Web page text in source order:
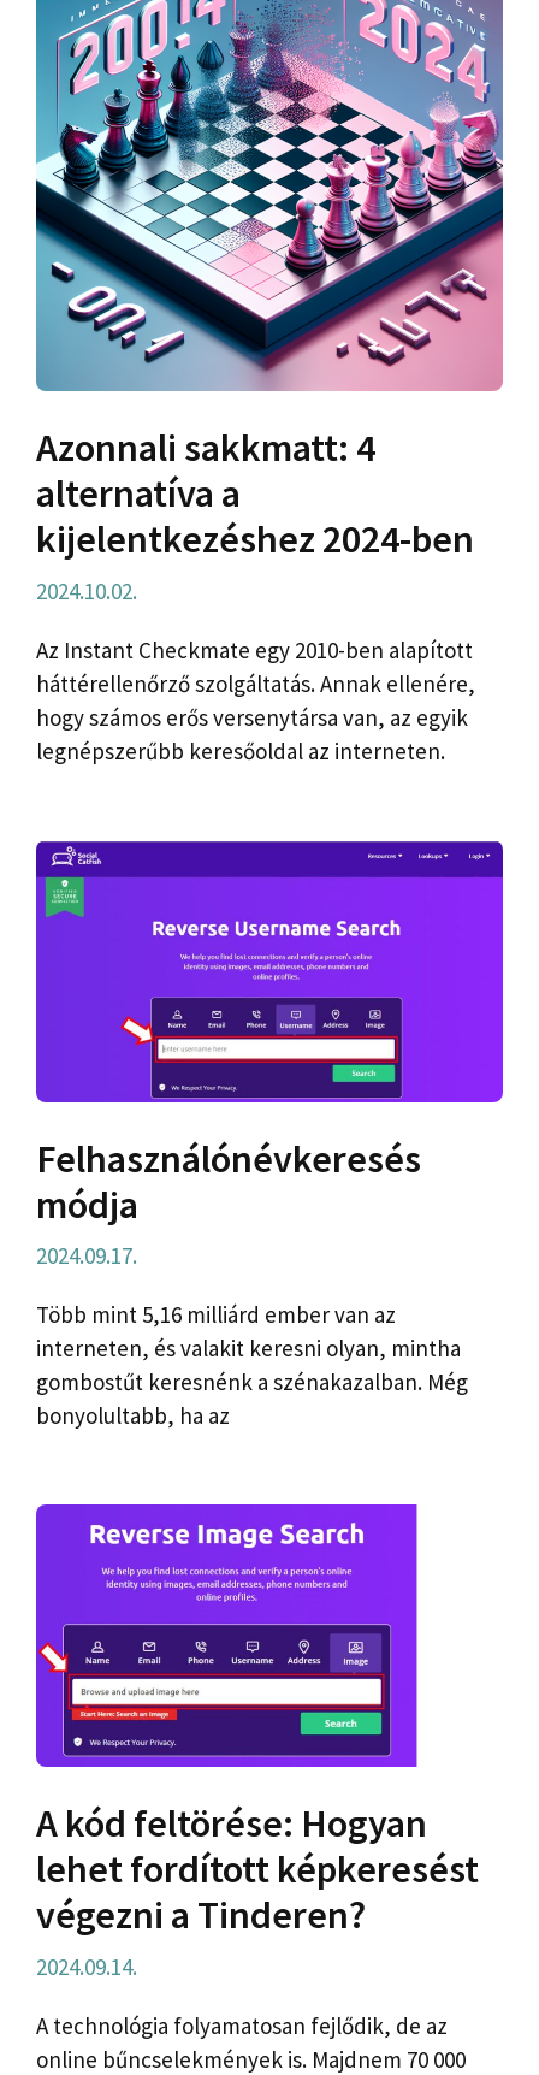
Azonnali sakkmatt: 4
alternatíva a
kijelentkezéshez 2024-ben
2024.10.02.
Az Instant Checkmate egy 2010-ben alapított
háttérellenőrző szolgáltatás. Annak ellenére,
hogy számos erős versenytársa van, az egyik
legnépszerűbb keresőoldal az interneten.
Felhasználónévkeresés
módja
2024.09.17.
Több mint 5,16 milliárd ember van az
interneten, és valakit keresni olyan, mintha
gombostűt keresnénk a szénakazalban. Még
bonyolultabb, ha az
A kód feltörése: Hogyan
lehet fordított képkeresést
végezni a Tinderen?
2024.09.14.
A technológia folyamatosan fejlődik, de az
online bűncselekmények is. Majdnem 70 000